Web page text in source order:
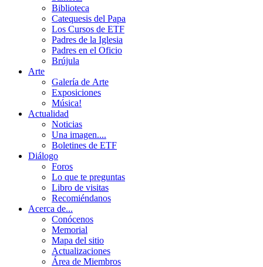
Biblioteca
Catequesis del Papa
Los Cursos de ETF
Padres de la Iglesia
Padres en el Oficio
Brújula
Arte
Galería de Arte
Exposiciones
Música!
Actualidad
Noticias
Una imagen....
Boletines de ETF
Diálogo
Foros
Lo que te preguntas
Libro de visitas
Recomiéndanos
Acerca de...
Conócenos
Memorial
Mapa del sitio
Actualizaciones
Área de Miembros